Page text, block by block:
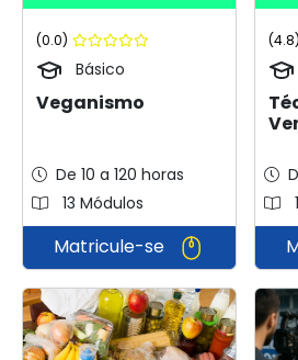
(0.0)
Básico
Veganismo
De 10 a 120 horas
13 Módulos
Matricule-se
(4.8)